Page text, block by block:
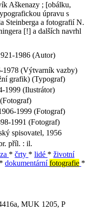
Aškenazy ; [obálku,
úpravu s
Steinberga a fotografií N.
[!] a dalších navrhl
1986 (Autor)
1978 (Výtvarník vazby)
grafik) (Typograf)
1999 (Ilustrátor)
1999 (Fotograf)
1991 (Fotograf)
spisovatel, 1956
příl. : il.
* črty * lidé * životní
* dokumentárnífotografie *
MUK 1205, P